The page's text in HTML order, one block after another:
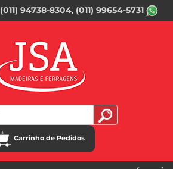
(011) 94738-8304 (011) 99654-5731
Carrinho de Pedidos